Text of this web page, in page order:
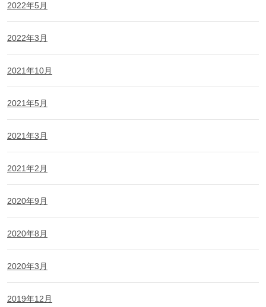
2022年5月
2022年3月
2021年10月
2021年5月
2021年3月
2021年2月
2020年9月
2020年8月
2020年3月
2019年12月